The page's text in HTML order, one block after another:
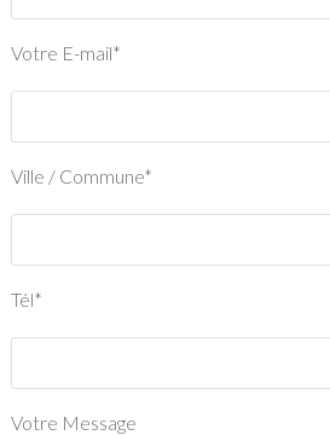
Votre E-mail*
Ville / Commune*
Tél*
Votre Message